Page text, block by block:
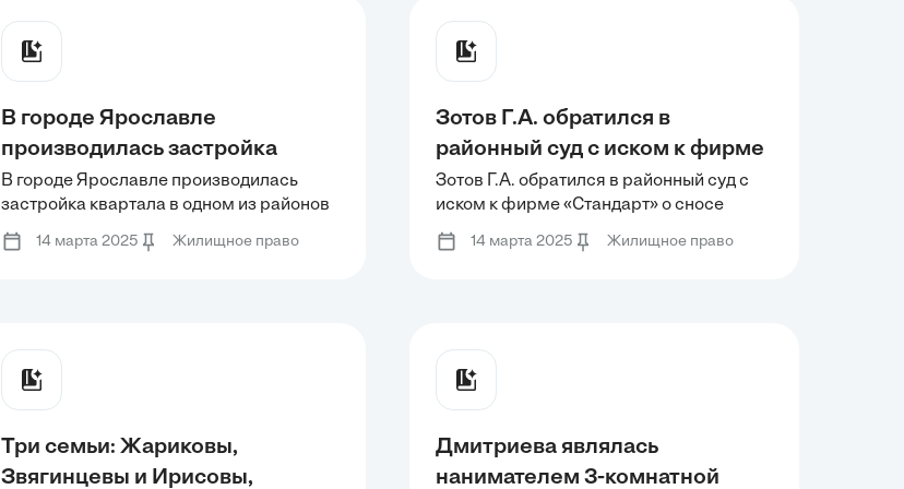
В городе Ярославле
производилась застройка
квартала в одном из районов
города. Для обеспечения
питания работников гражданин
В городе Ярославле производилась
застройка квартала в одном из районов
города. Для обеспечения питания
работников гражданин Гуртов Ш.Б.
14 марта 2025 Жилищное право
Зотов Г.А. обратился в
районный суд с иском к фирме
«Стандарт» о сносе
оборудования, сооруженного
на крыше его
Зотов Г.А. обратился в районный суд с
иском к фирме «Стандарт» о сносе
оборудования, сооруженного на крыше
его многоквартирного дома фирмой
14 марта 2025 Жилищное право
Три семьи: Жариковы,
Звягинцевы и Ирисовы,
Дмитриева являлась
нанимателем 3-комнатной